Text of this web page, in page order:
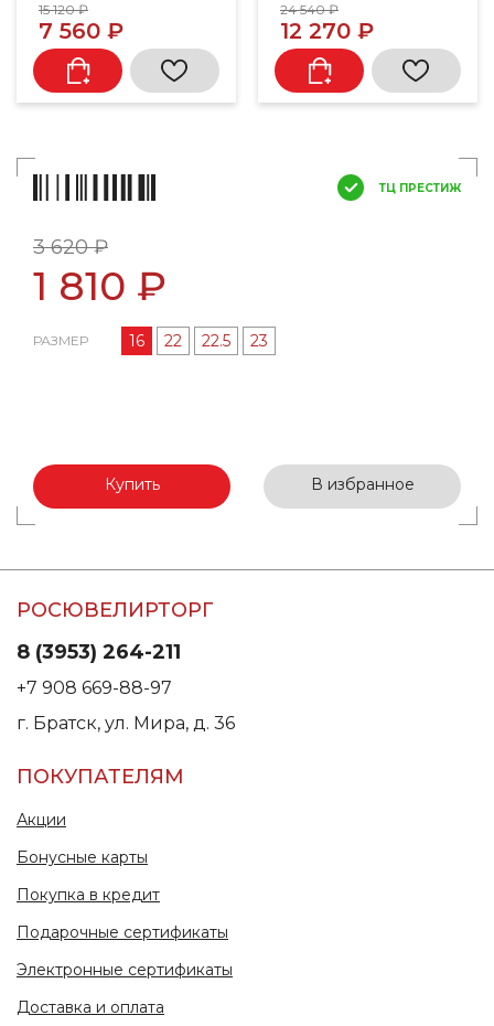
15 120 ₽
7 560 ₽
24 540 ₽
12 270 ₽
ТЦ ПРЕСТИЖ
3 620 ₽
1 810 ₽
РАЗМЕР 16 22 22.5 23
Купить В избранное
РОСЮВЕЛИРТОРГ
8 (3953) 264-211
+7 908 669-88-97
г. Братск, ул. Мира, д. 36
ПОКУПАТЕЛЯМ
Акции
Бонусные карты
Покупка в кредит
Подарочные сертификаты
Электронные сертификаты
Доставка и оплата